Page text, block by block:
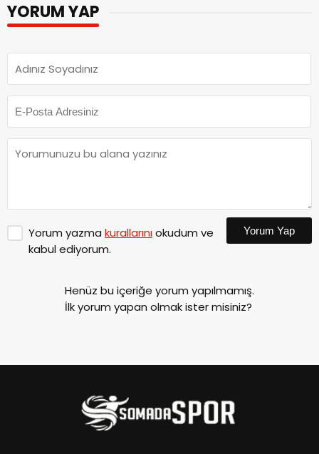
YORUM YAP
Yorum yazma kurallarınıokudum ve
kabul ediyorum.
Yorum Yap
Henüz bu içeriğe yorum yapılmamış.
İlk yorum yapan olmak ister misiniz?